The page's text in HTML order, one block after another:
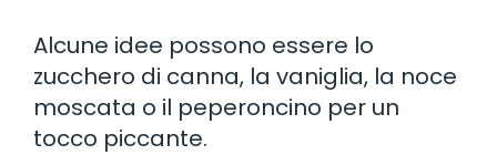
Alcune idee possono essere lo
zucchero di canna, la vaniglia, la noce
moscata o il peperoncino per un
tocco piccante.